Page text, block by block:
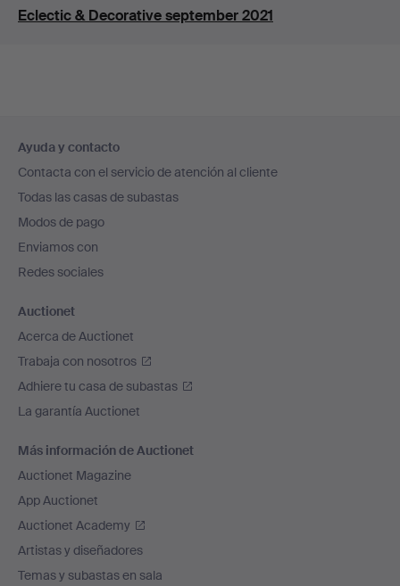
Eclectic & Decorative september 2021
en
el
pie
de
página
Ayuda y contacto
Contacta con el servicio de atención al cliente
Todas las casas de subastas
Modos de pago
Enviamos con
Redes sociales
Auctionet
Acerca de Auctionet
Trabaja con nosotros
Adhiere tu casa de subastas
La garantía Auctionet
Más información de Auctionet
Auctionet Magazine
App Auctionet
Auctionet Academy
Artistas y diseñadores
Temas y subastas en sala